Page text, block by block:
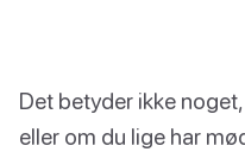
Det betyder ikke
eller om du lige har